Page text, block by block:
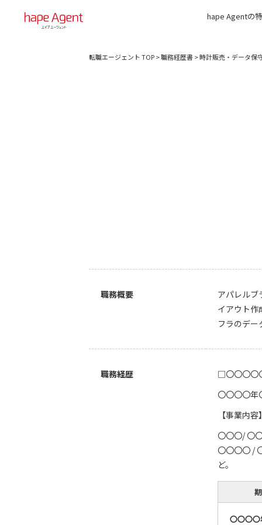
hape Agentの
転職エージェント TOP>職務経歴書>時計販売・データ保
職務概要
アパレルブ
イアウト作
フラのデー
職務経歴
□〇〇〇〇
〇〇〇〇年
【事業内
〇〇〇/ 〇
〇〇〇〇 /
ど。
〇〇〇〇